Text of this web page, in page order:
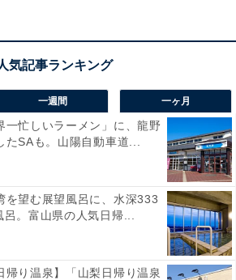
び」に置き換えると、「知の深化」
一週間 一ヶ月
一忙しいラーメン」に、龍野
SAも。山陽自動車道...
を望む展望風呂に、水深333
。富山県の人気日帰...
帰り温泉】「山梨日帰り温泉